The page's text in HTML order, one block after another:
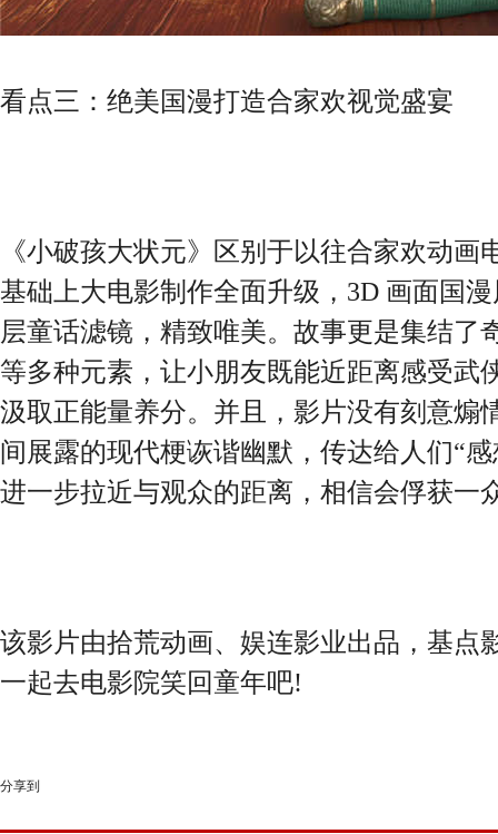
看点三：绝美国漫打造合家欢视觉盛宴
《小破孩大状元》区别于以往合家欢动画
基础上大电影制作全面升级，3D 画面国
层童话滤镜，精致唯美。故事更是集结了
等多种元素，让小朋友既能近距离感受武
汲取正能量养分。并且，影片没有刻意煽
间展露的现代梗诙谐幽默，传达给人们“
进一步拉近与观众的距离，相信会俘获一
该影片由拾荒动画、娱连影业出品，基点
一起去电影院笑回童年吧!
分享到